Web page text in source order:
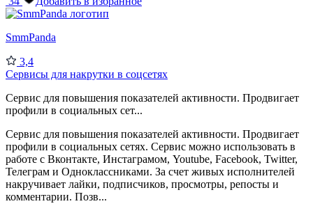
SmmPanda
3,4
Сервисы для накрутки в соцсетях
Сервис для повышения показателей активности. Продвигает
профили в социальных сет...
Сервис для повышения показателей активности. Продвигает
профили в социальных сетях. Сервис можно использовать в
работе с Вконтакте, Инстаграмом, Youtube, Facebook, Twitter,
Телеграм и Одноклассниками. За счет живых исполнителей
накручивает лайки, подписчиков, просмотры, репосты и
комментарии. Позв...